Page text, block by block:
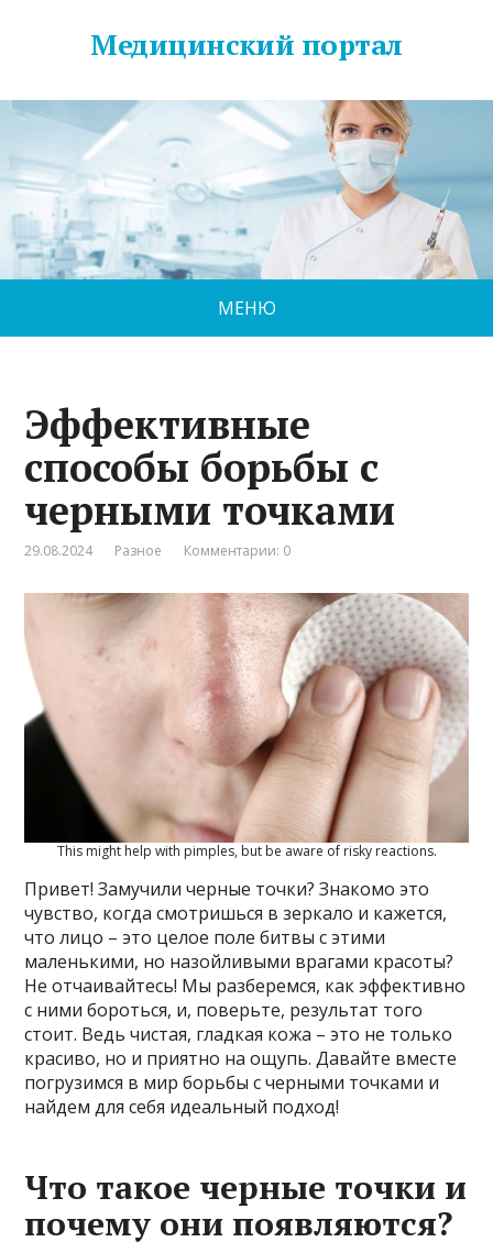
Медицинский портал
МЕНЮ
Эффективные
способы борьбы с
черными точками
29.08.2024 Разное Комментарии: 0
This might help with pimples, but be aware of risky reactions.
Привет! Замучили черные точки? Знакомо это
чувство, когда смотришься в зеркало и кажется,
что лицо – это целое поле битвы с этими
маленькими, но назойливыми врагами красоты?
Не отчаивайтесь! Мы разберемся, как эффективно
с ними бороться, и, поверьте, результат того
стоит. Ведь чистая, гладкая кожа – это не только
красиво, но и приятно на ощупь. Давайте вместе
погрузимся в мир борьбы с черными точками и
найдем для себя идеальный подход!
Что такое черные точки и
почему они появляются?